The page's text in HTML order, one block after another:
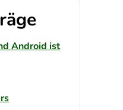
Android ist